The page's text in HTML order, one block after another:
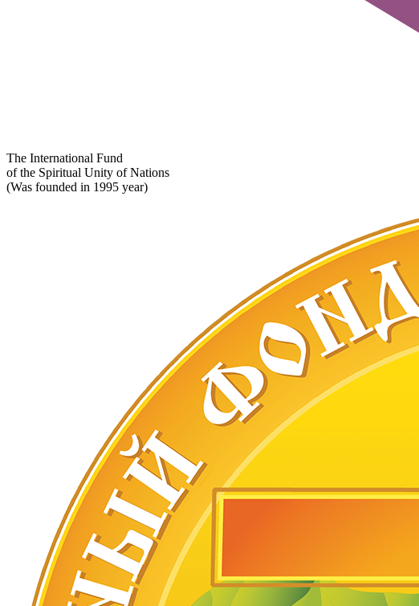
The International Fund
of the Spiritual Unity of Nations
(Was founded in 1995 year)